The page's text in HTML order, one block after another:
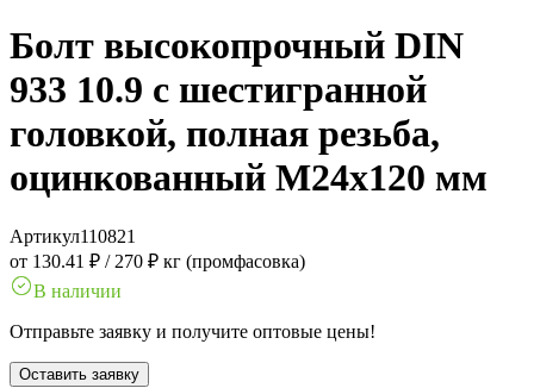
Болт высокопрочный DIN
933 10.9 с шестигранной
головкой, полная резьба,
оцинкованный M24x120 мм
Артикул110821
от 130.41 ₽ / 270 ₽ кг (промфасовка)
В наличии
Отправьте заявку и получите оптовые цены!
Оставить заявку